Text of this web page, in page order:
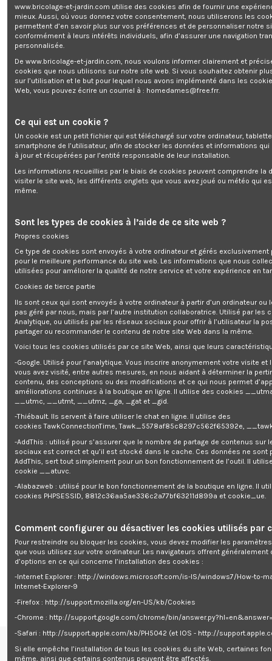
RACCORD AUTOMATIQUE MALE 1/2
Marque: ELEM TECHNIC
0,00 €
RACCORD AUTOMATIQUE MALE 1/2
Ajouter au panier
RACCORD AUTOMATIQUE MALE 1/2
deserunt aliquip nisi ex deserunt.
Détails du produit
Reviews(0)
RACCORD AUTOMATIQUE MALE 1/2
Renseignements
www.bricolage-et-jardin.com utilise des cookies afin de fournir une
mieux. Aussi, où vous donnez votre consentement, nous utiliserons les
permettent d’en savoir plus sur vos préférences et de personnaliser notre
conformément à leurs intérêts individuels, afin d’assurer une navigation
personnalisée.
De www.bricolage-et-jardin.com, nous voulons informer clairement et
cookies que nous utilisons sur notre site web. Si vous souhaitez obtenir
sur l’utilisation et le but pour lequel nous avons implémenté dans les
Web, vous pouvez écrire un courriel à : homedames@free.frr.
Ce qui est un cookie ?
Un cookie est un petit fichier qui est téléchargé sur votre ordinateur,
smartphone de l’utilisateur, afin de stocker les données et informations
à jour et récupérées par l’entité responsable de leur installation.
Les informations recueillies par le biais de cookies peuvent comprendre la
visiter le site web, les différents onglets que vous avez joué ou météo qui
même.
Sont les types de cookies à l’aide de ce site web ?
Propres cookies
Ce type de cookies sont envoyés à votre ordinateur et gérés exclusivement
pour le meilleure performance du site web. Les informations que nous
utilisées pour améliorer la qualité de notre service et votre expérience en
Cookies de tierce partie
Ils sont ceux qui sont envoyés à votre ordinateur à partir d’un ordinateur ou
pas géré par nous, mais par l’autre institution collaboratrice. Utilisé par les
Analytique, ou utilisés par les réseaux sociaux pour offrir à l’utilisateur la
partager ou recommander le contenu de notre site Web dans la même.
Voici tous les cookies utilisés par ce site Web, ainsi que leurs
-Google. Utilisé pour l’analytique. Vous inscrire anonymement votre visite et
vous avez visité, entre autres mesures, en nous aidant à déterminer la
contenu, des conceptions ou des modifications et ce qui nous permet
améliorations continues à la boutique en ligne. Il utilise des cookies
__utmc, __utmt, __utmz, _ga, _gat et _gid.
-Thiébault. Ils servent à faire utiliser le chat en ligne. Il utilise des
cookies TawkConnectionTime, Tawk_5578af85c8297c562f65392e,
-AddThis : utilisé pour s’assurer que le nombre de partage de contenus sur
sociaux est correct et qu’il est stocké dans le cache. Ces données ne sont
AddThis, sert tout simplement pour un bon fonctionnement de l’outil. Il
cookie __atuvc.
-Alabazweb : utilisé pour le bon fonctionnement de la boutique en ligne. Il
cookies PHPSESSID, 8812c36aa5ae336c2a77bf63211d899a et cookie_ue.
Comment configurer ou désactiver les cookies utilisés par
Pour restreindre ou bloquer les cookies, vous devez modifier les
que vous utilisez sur votre ordinateur. Les navigateurs offrent généralement
d’options en ce qui concerne l’installation des cookies :
-Internet Explorer : http://windows.microsoft.com/is-IS/windows7/How-to-
Internet-Explorer-9
-Firefox : http://support.mozilla.org/en-US/kb/Cookies
-Chrome : http://support.google.com/chrome/bin/
-Safari : http://support.apple.com/kb/PH5042 (et IOS - http://
Si elle empêche l’installation de tous les cookies du site Web, certaines
même, ainsi que certains contenus peuvent être affectés.